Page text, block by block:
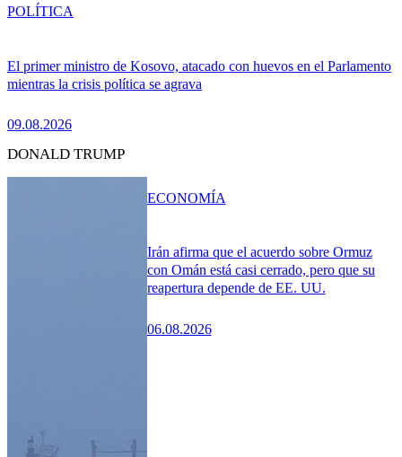
El primer ministro de Kosovo, atacado con huevos en el Parlamento
mientras la crisis política se agrava
09.08.2026
POLÍTICA
DONALD TRUMP
Irán afirma que el acuerdo sobre Ormuz
con Omán está casi cerrado, pero que su
reapertura depende de EE. UU.
06.08.2026
ECONOMÍA